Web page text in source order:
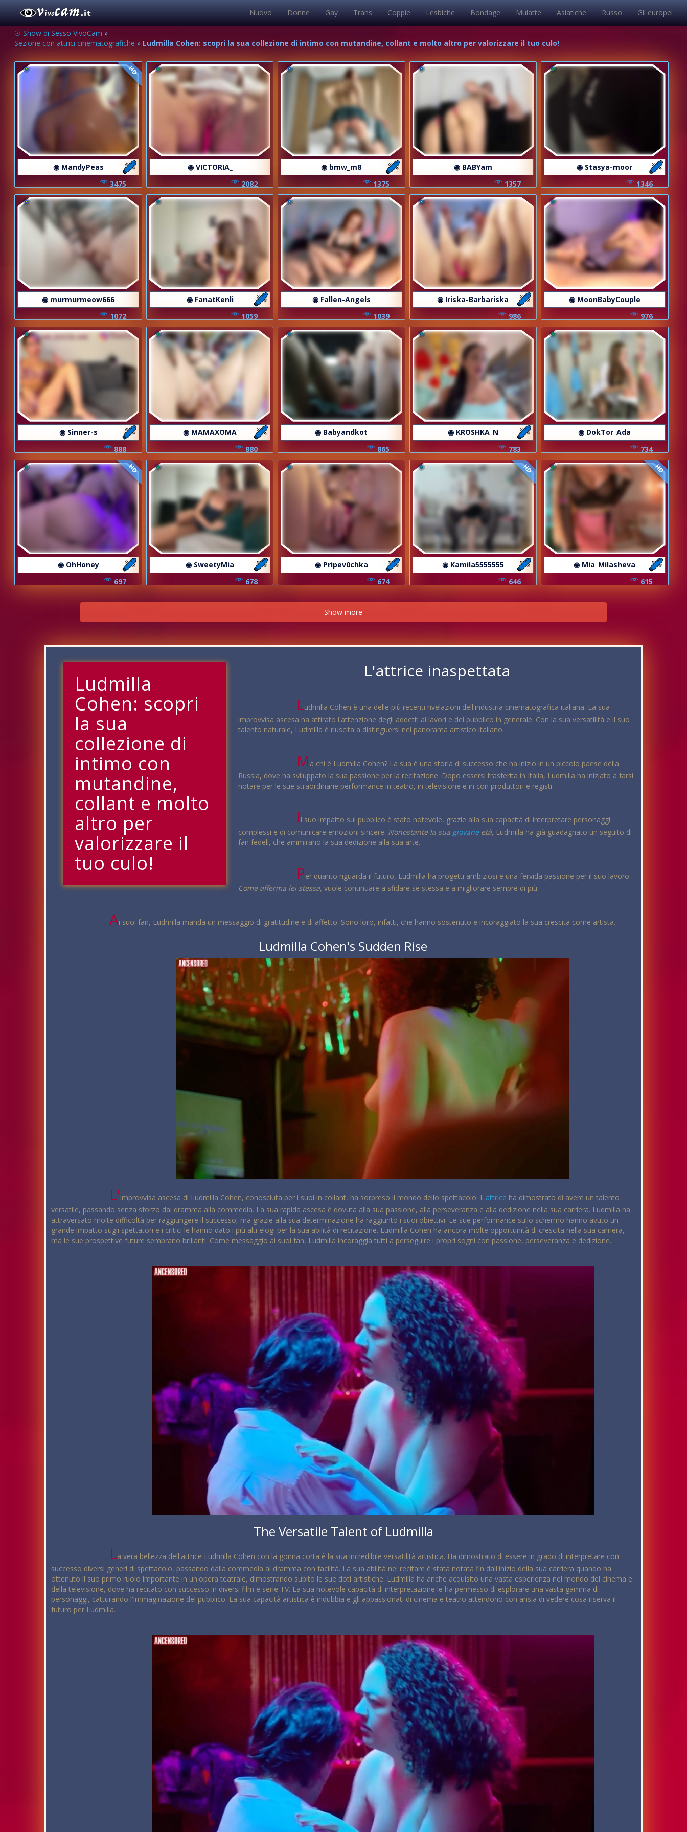
Nuovo Donne Gay Trans Coppie Lesbiche Bondage Mulatte Asiatiche Russo Gli europei
☉ Show di Sesso VivoCam »
Sezione con attrici cinematografiche » Ludmilla Cohen: scopri la sua collezione di intimo con mutandine, collant e molto altro per valorizzare il tuo culo!
HD
◉ MandyPeas
3475
◉ VICTORIA_
2082
◉ bmw_m8
1375
◉ BABYam
1357
◉ Stasya-moor
1346
◉ murmurmeow666
1072
◉ FanatKenli
1059
◉ Fallen-Angels
1039
◉ Iriska-Barbariska
986
◉ MoonBabyCouple
976
◉ Sinner-s
888
◉ MAMAXOMA
880
◉ Babyandkot
865
◉ KROSHKA_N
783
◉ DokTor_Ada
734
HD
◉ OhHoney
697
◉ SweetyMia
678
◉ Pripev0chka
674
HD
◉ Kamila5555555
646
HD
◉ Mia_Milasheva
615
Show more
Ludmilla
Cohen: scopri
la sua
collezione di
intimo con
mutandine,
collant e molto
altro per
valorizzare il
tuo culo!
L'attrice inaspettata
Ludmilla Cohen è una delle più recenti rivelazioni dell'industria cinematografica italiana. La sua
improvvisa ascesa ha attirato l'attenzione degli addetti ai lavori e del pubblico in generale. Con la sua versatilità e il suo
talento naturale, Ludmilla è riuscita a distinguersi nel panorama artistico italiano.
M a chi è Ludmilla Cohen? La sua è una storia di successo che ha inizio in un piccolo paese della
Russia, dove ha sviluppato la sua passione per la recitazione. Dopo essersi trasferita in Italia, Ludmilla ha iniziato a farsi
notare per le sue straordinarie performance in teatro, in televisione e in con produttori e registi.
Il suo impatto sul pubblico è stato notevole, grazie alla sua capacità di interpretare personaggi
complessi e di comunicare emozioni sincere. Nonostante la sua giovaneetà, Ludmilla ha già guadagnato un seguito di
fan fedeli, che ammirano la sua dedizione alla sua arte.
Per quanto riguarda il futuro, Ludmilla ha progetti ambiziosi e una fervida passione per il suo lavoro.
Come afferma lei stessa, vuole continuare a sfidare se stessa e a migliorare sempre di più.
Ai suoi fan, Ludmilla manda un messaggio di gratitudine e di affetto. Sono loro, infatti, che hanno sostenuto e incoraggiato la sua crescita come artista.
Ludmilla Cohen's Sudden Rise
L'improvvisa ascesa di Ludmilla Cohen, conosciuta per i suoi in collant, ha sorpreso il mondo dello spettacolo. L'attrice ha dimostrato di avere un talento
versatile, passando senza sforzo dal dramma alla commedia. La sua rapida ascesa è dovuta alla sua passione, alla perseveranza e alla dedizione nella sua carriera. Ludmilla ha
attraversato molte difficoltà per raggiungere il successo, ma grazie alla sua determinazione ha raggiunto i suoi obiettivi. Le sue performance sullo schermo hanno avuto un
grande impatto sugli spettatori e i critici le hanno dato i più alti elogi per la sua abilità di recitazione. Ludmilla Cohen ha ancora molte opportunità di crescita nella sua carriera,
ma le sue prospettive future sembrano brillanti. Come messaggio ai suoi fan, Ludmilla incoraggia tutti a perseguire i propri sogni con passione, perseveranza e dedizione.
The Versatile Talent of Ludmilla
La vera bellezza dell'attrice Ludmilla Cohen con la gonna corta è la sua incredibile versatilità artistica. Ha dimostrato di essere in grado di interpretare con
successo diversi generi di spettacolo, passando dalla commedia al dramma con facilità. La sua abilità nel recitare è stata notata fin dall'inizio della sua carriera quando ha
ottenuto il suo primo ruolo importante in un'opera teatrale, dimostrando subito le sue doti artistiche. Ludmilla ha anche acquisito una vasta esperienza nel mondo del cinema e
della televisione, dove ha recitato con successo in diversi film e serie TV. La sua notevole capacità di interpretazione le ha permesso di esplorare una vasta gamma di
personaggi, catturando l'immaginazione del pubblico. La sua capacità artistica è indubbia e gli appassionati di cinema e teatro attendono con ansia di vedere cosa riserva il
futuro per Ludmilla.